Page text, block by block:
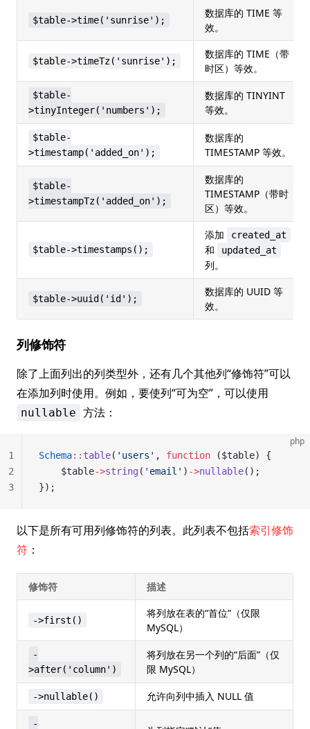
$table->time('sunrise');
数据库的 TIME 等
效。
$table->timeTz('sunrise');
数据库的 TIME（带
时区）等效。
$table-
>tinyInteger('numbers');
数据库的 TINYINT
等效。
$table-
>timestamp('added_on');
数据库的
TIMESTAMP 等效。
$table-
>timestampTz('added_on');
数据库的
TIMESTAMP（带时
区）等效。
$table->timestamps();
添加 created_at
和 updated_at
列。
$table->uuid('id');
数据库的 UUID 等
效。
列修饰符
除了上面列出的列类型外，还有几个其他列“修饰符”可以
在添加列时使用。例如，要使列“可为空”，可以使用
nullable 方法：
php
Schema:: table( 'users' , function ($table) {
    $table
->string ( 'email' ) ->nullable();
});
1
2
3
以下是所有可用列修饰符的列表。此列表不包括索引修饰
符 ：
修饰符 描述
->first()
将列放在表的“首位”（仅限
MySQL）
-
>after('column')
将列放在另一个列的“后面”（仅
限 MySQL）
->nullable() 允许向列中插入 NULL 值
-